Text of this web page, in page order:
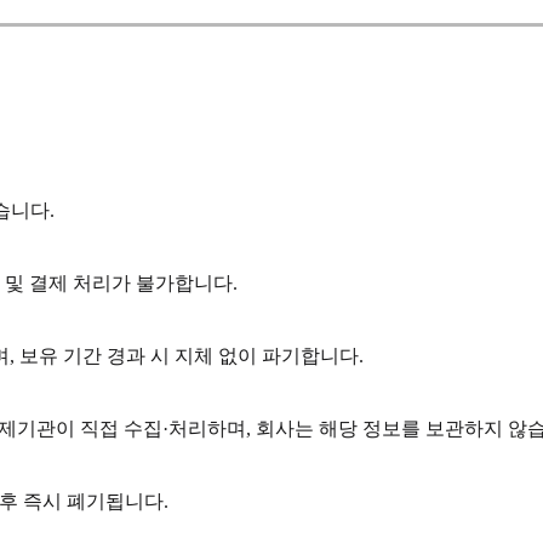
니다.
결제 처리가 불가합니다.
보유 기간 경과 시 지체 없이 파기합니다.
관이 직접 수집·처리하며, 회사는 해당 정보를 보관하지 않
즉시 폐기됩니다.